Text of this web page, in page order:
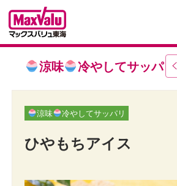
涼味 冷やしてサッパリ
涼味 冷やしてサッパリ
ひやもちアイス